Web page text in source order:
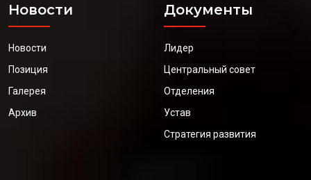
Новости
Новости
Позиция
Галерея
Архив
Документы
Лидер
Центральный совет
Отделения
Устав
Стратегия развития